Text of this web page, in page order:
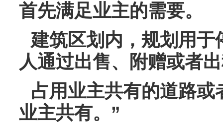
首先满足业主的需要。
建筑区划内，规划用
人通过出售、附赠或者
占用业主共有的道路
业主共有。”